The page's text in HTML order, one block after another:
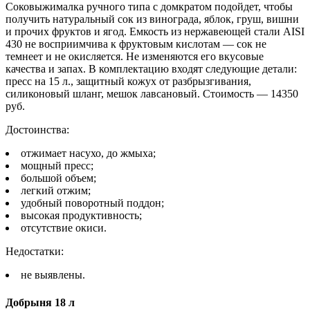
Соковыжималка ручного типа с домкратом подойдет, чтобы
получить натуральный сок из винограда, яблок, груш, вишни
и прочих фруктов и ягод. Емкость из нержавеющей стали AISI
430 не восприимчива к фруктовым кислотам — сок не
темнеет и не окисляется. Не изменяются его вкусовые
качества и запах. В комплектацию входят следующие детали:
пресс на 15 л., защитный кожух от разбрызгивания,
силиконовый шланг, мешок лавсановый. Стоимость — 14350
руб.
Достоинства:
отжимает насухо, до жмыха;
мощный пресс;
большой объем;
легкий отжим;
удобный поворотный поддон;
высокая продуктивность;
отсутствие окиси.
Недостатки:
не выявлены.
Добрыня 18 л